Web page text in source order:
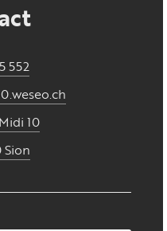
552
10